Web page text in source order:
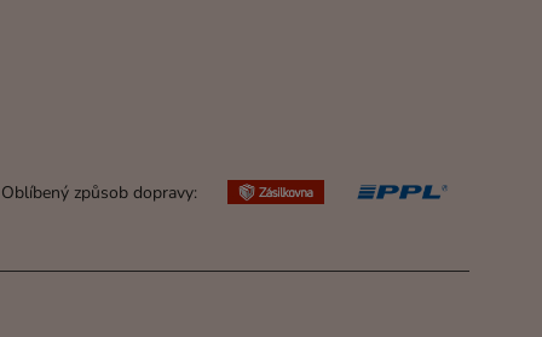
Oblíbený způsob dopravy: